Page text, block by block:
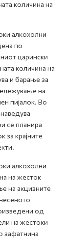
количина на
алкохолни
по
царински
количина на
и барање за
на
пијалок. Во
се планира
за крајните
алкохолни
на жесток
на акцизните
од
на жестоки
зафатнина